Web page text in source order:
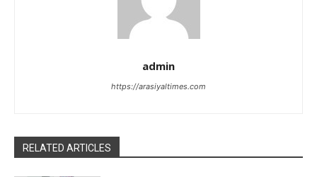
admin
https://arasiyaltimes.com
RELATED ARTICLES